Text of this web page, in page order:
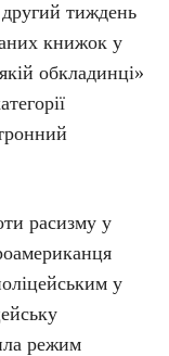
другий тиждень
книжок у
обкладинці»
расизму у
у
режим